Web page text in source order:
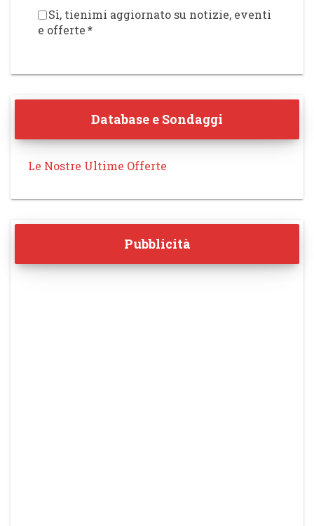
Sì, tienimi aggiornato su notizie, eventi
e offerte*
Database e Sondaggi
Le Nostre Ultime Offerte
Pubblicità